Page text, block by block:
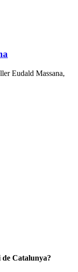
Eudald Massana,
de Catalunya?